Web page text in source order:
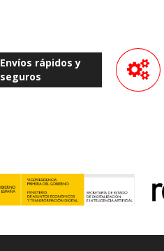
Envíos rápidos y
seguros